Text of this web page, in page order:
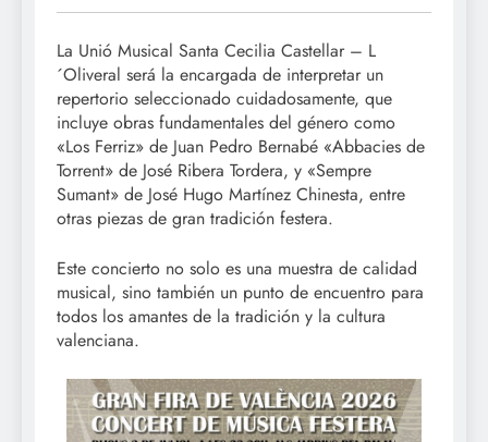
La Unió Musical Santa Cecilia Castellar – L
´Oliveral será la encargada de interpretar un
repertorio seleccionado cuidadosamente, que
incluye obras fundamentales del género como
«Los Ferriz» de Juan Pedro Bernabé «Abbacies de
Torrent» de José Ribera Tordera, y «Sempre
Sumant» de José Hugo Martínez Chinesta, entre
otras piezas de gran tradición festera.
Este concierto no solo es una muestra de calidad
musical, sino también un punto de encuentro para
todos los amantes de la tradición y la cultura
valenciana.